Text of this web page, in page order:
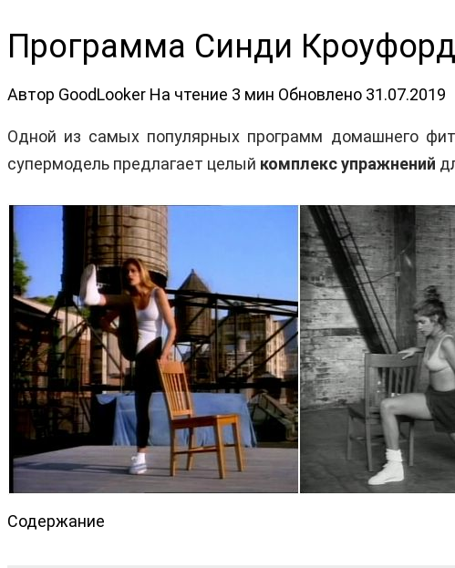
Программа Синди
Автор GoodLooker На чтение 3 мин Обновлено 31.07.2019
Одной из самых популярных программ домашнего
супермодель предлагает целый комплекс упражнений
Содержание